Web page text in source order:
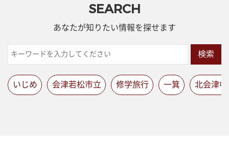
SEARCH
あなたが知りたい情報を探せます
検索
いじめ 会津若松市立 修学旅行 一箕 北会津中